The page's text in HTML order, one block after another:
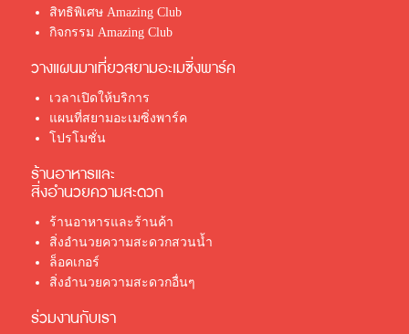
สิทธิพิเศษ Amazing Club
กิจกรรม Amazing Club
วางแผนมาเที่ยวสยามอะเมซิ่งพาร์ค
เวลาเปิดให้บริการ
แผนที่สยามอะเมซิ่งพาร์ค
โปรโมชั่น
ร้านอาหารและ
สิ่งอำนวยความสะดวก
ร้านอาหารและร้านค้า
สิ่งอำนวยความสะดวกสวนน้ำ
ล็อคเกอร์
สิ่งอำนวยความสะดวกอื่นๆ
ร่วมงานกับเรา